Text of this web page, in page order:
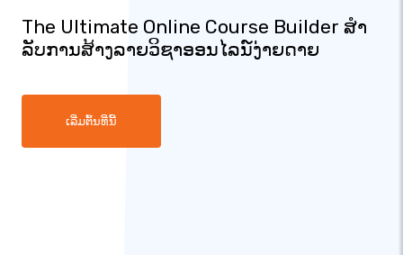
The Ultimate Online Course Builder ສໍາ​
ລັບ​ການ​ສ້າງ​ລາຍ​ວິ​ຊາ​ອອນ​ໄລ​ນ​໌​ງ່າຍ​ດາຍ​
ເລີ່ມຕົ້ນທີ່ນີ້